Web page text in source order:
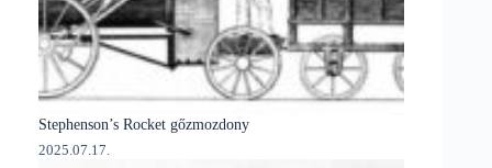
Stephenson’s Rocket gőzmozdony
2025.07.17.